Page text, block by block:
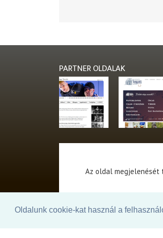
Oldalunk cookie-kat használ a
PARTNER OLDALAK
Az oldal megjelenését